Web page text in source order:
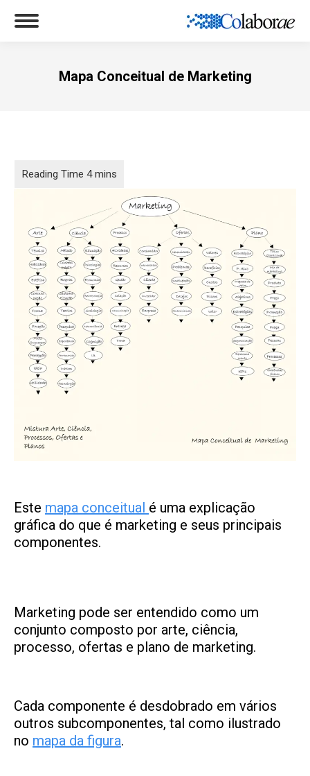
Mapa Conceitual de Marketing
Este mapa conceitual é uma explicação
gráfica do que é marketing e seus principais
componentes.
Marketing pode ser entendido como um
conjunto composto por arte, ciência,
processo, ofertas e plano de marketing.
Cada componente é desdobrado em vários
outros subcomponentes, tal como ilustrado
no mapa da figura.